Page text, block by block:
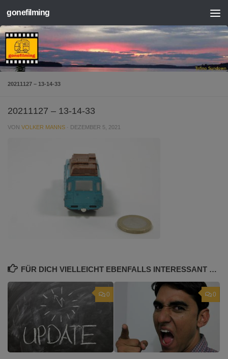
Zum Inhalt springen
gonefilming
20211127 – 13-14-33
20211127 – 13-14-33
VON VOLKER MANNS · DEZEMBER 5, 2021
FÜR DICH VIELLEICHT EBENFALLS INTERESSANT …
0 0